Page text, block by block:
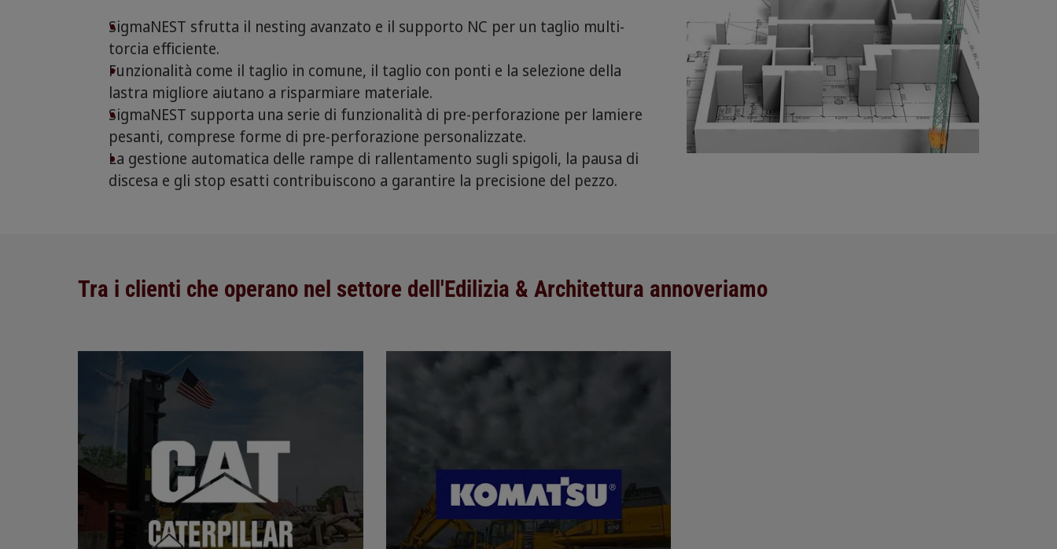
SigmaNEST sfrutta il nesting avanzato e il supporto NC per un taglio multi-
torcia efficiente.
Funzionalità come il taglio in comune, il taglio con ponti e la selezione della
lastra migliore aiutano a risparmiare materiale.
SigmaNEST supporta una serie di funzionalità di pre-perforazione per lamiere
pesanti, comprese forme di pre-perforazione personalizzate.
La gestione automatica delle rampe di rallentamento sugli spigoli, la pausa di
discesa e gli stop esatti contribuiscono a garantire la precisione del pezzo.
Tra i clienti che operano nel settore dell'Edilizia & Architettura annoveriamo